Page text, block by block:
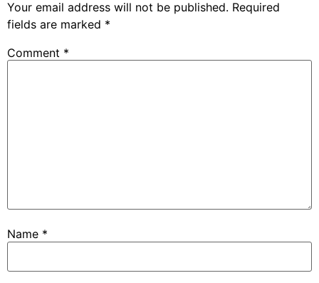
Your email address will not be published. Required
fields are marked *
Comment *
Name *